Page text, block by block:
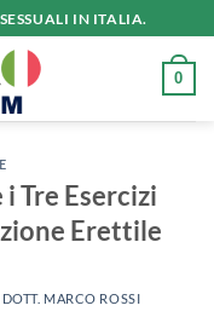
IN ITALIA.
0
Tre Esercizi
Erettile
DOTT. MARCO ROSSI